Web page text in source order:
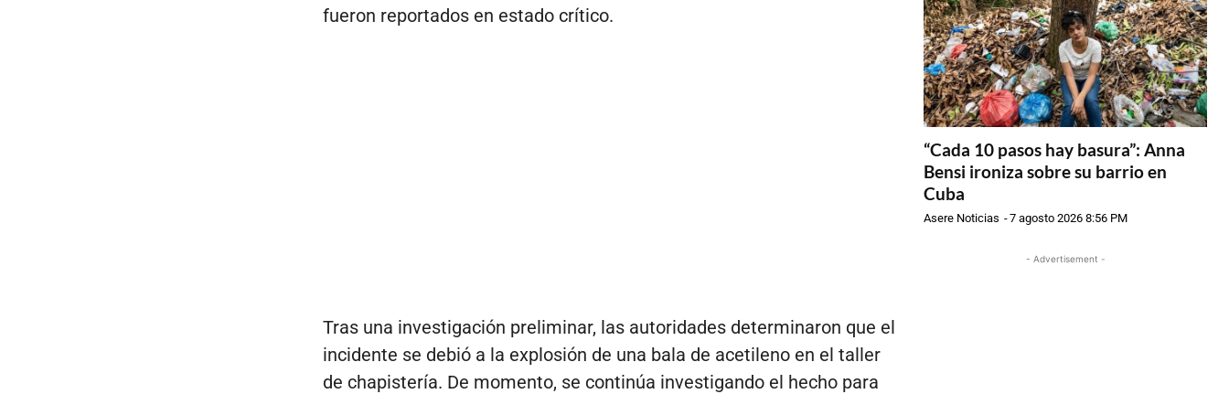
fueron reportados en estado crítico.
Tras una investigación preliminar, las autoridades determinaron que el
incidente se debió a la explosión de una bala de acetileno en el taller
de chapistería. De momento, se continúa investigando el hecho para
“Cada 10 pasos hay basura”: Anna
Bensi ironiza sobre su barrio en
Cuba
Asere Noticias -7 agosto 2026 8:56 PM
- Advertisement -